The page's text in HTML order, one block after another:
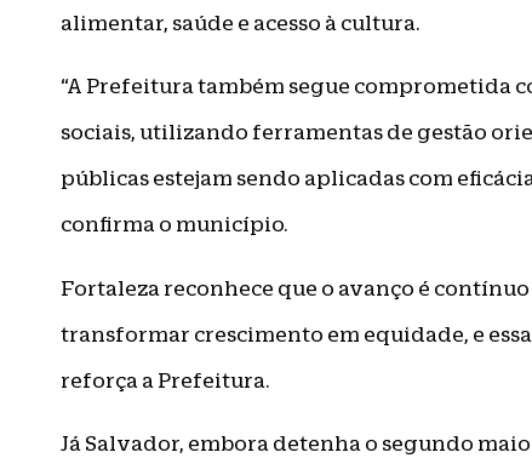
alimentar, saúde e acesso à cultura.
“A Prefeitura também segue comprometida
sociais, utilizando ferramentas de gestão
públicas estejam sendo aplicadas com
confirma o município.
Fortaleza reconhece que o avanço é
transformar crescimento em equidade, e
reforça a Prefeitura.
Já Salvador, embora detenha o segundo